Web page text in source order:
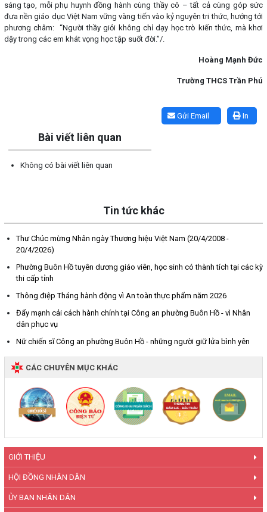
GIỚI THIỆU
HỘI ĐỒNG NHÂN DÂN
ỦY BAN NHÂN DÂN
sáng tạo, mỗi phụ huynh đồng hành cùng thầy cô – tất cả cùng góp sức
đưa nền giáo dục Việt Nam vững vàng tiến vào kỷ nguyên tri thức, hướng tới
phương châm: “Người thầy giỏi không chỉ dạy học trò kiến thức, mà khơi
dậy trong các em khát vọng học tập suốt đời.”/.
Hoàng Mạnh Đức
Trường THCS Trần Phú
In
Gửi Email
Bài viết liên quan
Không có bài viết liên quan
Tin tức khác
Thư Chúc mừng Nhân ngày Thương hiệu Việt Nam (20/4/2008 -
20/4/2026)
Phường Buôn Hồ tuyên dương giáo viên, học sinh có thành tích tại các kỳ
thi cấp tỉnh
Thông điệp Tháng hành động vì An toàn thực phẩm năm 2026
Đẩy mạnh cải cách hành chính tại Công an phường Buôn Hồ - vì Nhân
dân phục vụ
Nữ chiến sĩ Công an phường Buôn Hồ - những người giữ lửa bình yên
CÁC CHUYÊN MỤC KHÁC